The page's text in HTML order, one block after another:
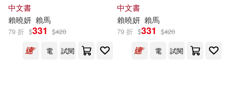
可海外宅配(12)
中文書
賴曉妍 賴馬
79 折 $331 $420
電
試閱
中文書
賴曉妍 賴馬
79 折 $331 $420
電
試閱